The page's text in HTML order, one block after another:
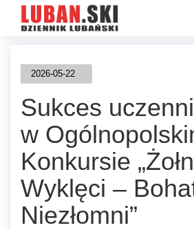
2026-05-22
Sukces
w
Konkursie
Wyklęci –
Niezłomni”